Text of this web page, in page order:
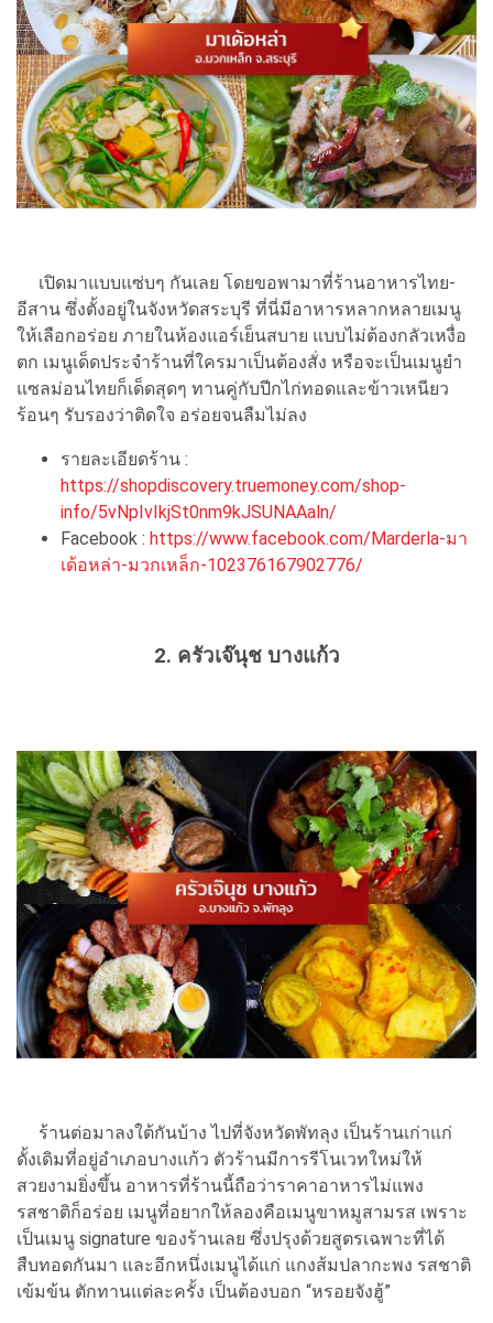
เปิดมาแบบแซ่บๆ กันเลย โดยขอพามาที่ร้านอาหารไทย-
อีสาน ซึ่งตั้งอยู่ในจังหวัดสระบุรี ที่นี่มีอาหารหลากหลายเมนู
ให้เลือกอร่อย ภายในห้องแอร์เย็นสบาย แบบไม่ต้องกลัวเหงื่อ
ตก เมนูเด็ดประจำร้านที่ใครมาเป็นต้องสั่ง หรือจะเป็นเมนูยำ
แซลม่อนไทยก็เด็ดสุดๆ ทานคู่กับปีกไก่ทอดและข้าวเหนียว
ร้อนๆ รับรองว่าติดใจ อร่อยจนลืมไม่ลง
รายละเอียดร้าน :
https://shopdiscovery.truemoney.com/shop-
info/5vNpIvIkjSt0nm9kJSUNAAaln/
Facebook : https://www.facebook.com/Marderla-มา
เด้อหล่า-มวกเหล็ก-102376167902776/
2. ครัวเจ๊นุช บางแก้ว
ร้านต่อมาลงใต้กันบ้าง ไปที่จังหวัดพัทลุง เป็นร้านเก่าแก่
ดั้งเดิมที่อยู่อำเภอบางแก้ว ตัวร้านมีการรีโนเวทใหม่ให้
สวยงามยิ่งขึ้น อาหารที่ร้านนี้ถือว่าราคาอาหารไม่แพง
รสชาติก็อร่อย เมนูที่อยากให้ลองคือเมนูขาหมูสามรส เพราะ
เป็นเมนู signature ของร้านเลย ซึ่งปรุงด้วยสูตรเฉพาะที่ได้
สืบทอดกันมา และอีกหนึ่งเมนูได้แก่ แกงส้มปลากะพง รสชาติ
เข้มข้น ตักทานแต่ละครั้ง เป็นต้องบอก “หรอยจังฮู้”